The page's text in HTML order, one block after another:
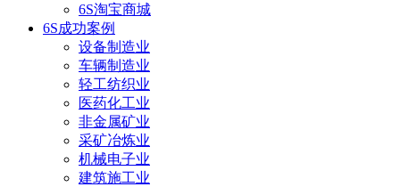
6S淘宝商城
6S成功案例
设备制造业
车辆制造业
轻工纺织业
医药化工业
非金属矿业
采矿冶炼业
机械电子业
建筑施工业